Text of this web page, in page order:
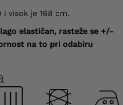
visok je 168 cm.
elastičan, rasteže se +/-
na to pri odabiru